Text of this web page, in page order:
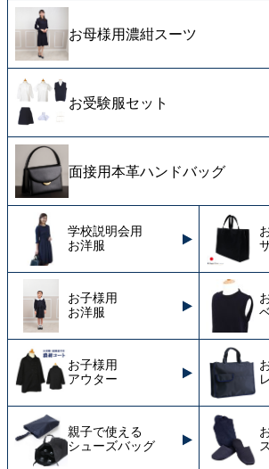
お母様用濃紺スーツ
お受験服セット
面接用本革ハンドバッグ
学校説明会用
お洋服
お子様用
お洋服
お子様用
アウター
親子で使える
シューズバッグ